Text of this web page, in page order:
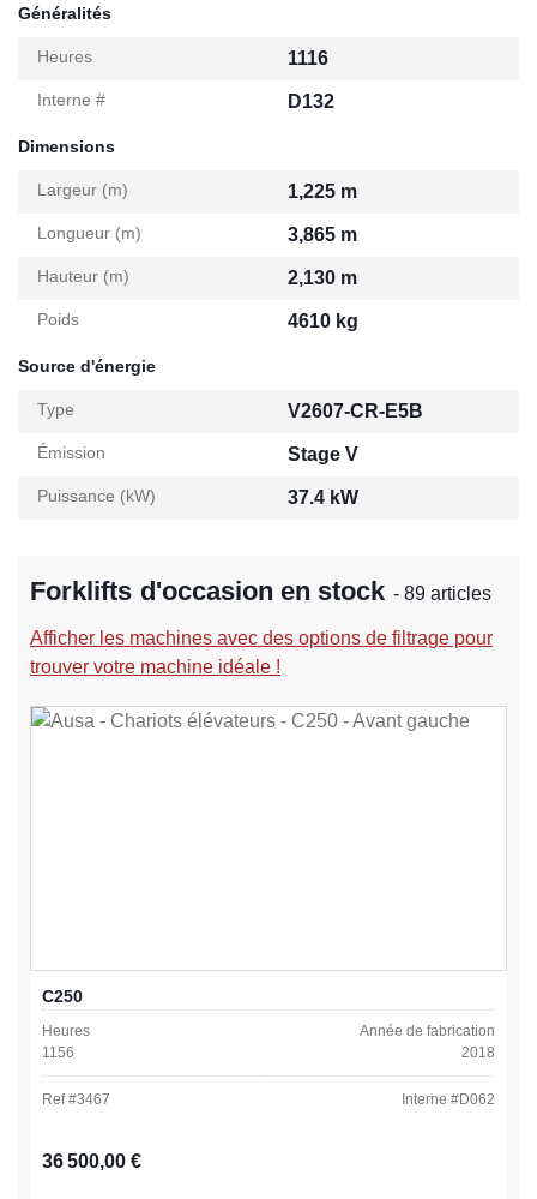
Généralités
Heures 1116
Interne # D132
Dimensions
Largeur (m) 1,225 m
Longueur (m) 3,865 m
Hauteur (m) 2,130 m
Poids 4610 kg
Source d'énergie
Type V2607-CR-E5B
Émission Stage V
Puissance (kW) 37.4 kW
Forklifts d'occasion en stock - 89 articles
Afficher les machines avec des options de filtrage pour
trouver votre machine idéale !
C250
Heures
1156
Année de fabrication
2018
Ref #3467 Interne #D062
Prix régulier :
36 500,00 €